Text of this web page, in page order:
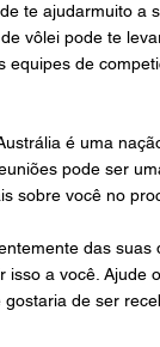
te ajudarmuito a
vôlei pode te
de
é uma
pode ser
sobre você no
das
a você. Ajude
de ser